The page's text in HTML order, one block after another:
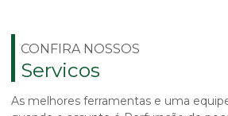
CONFIRA NOSSOS
Servicos
As melhores ferramentas e uma